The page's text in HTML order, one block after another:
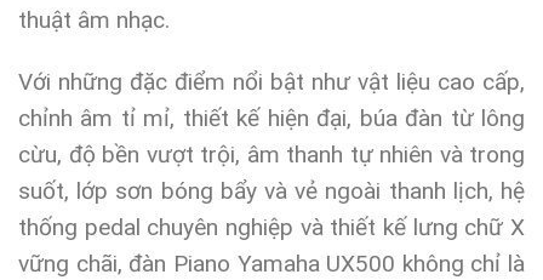
thuật âm nhạc.
Với những đặc điểm nổi bật như vật liệu cao cấp,
chỉnh âm tỉ mỉ, thiết kế hiện đại, búa đàn từ lông
cừu, độ bền vượt trội, âm thanh tự nhiên và trong
suốt, lớp sơn bóng bẩy và vẻ ngoài thanh lịch, hệ
thống pedal chuyên nghiệp và thiết kế lưng chữ X
vững chãi, đàn Piano Yamaha UX500 không chỉ là